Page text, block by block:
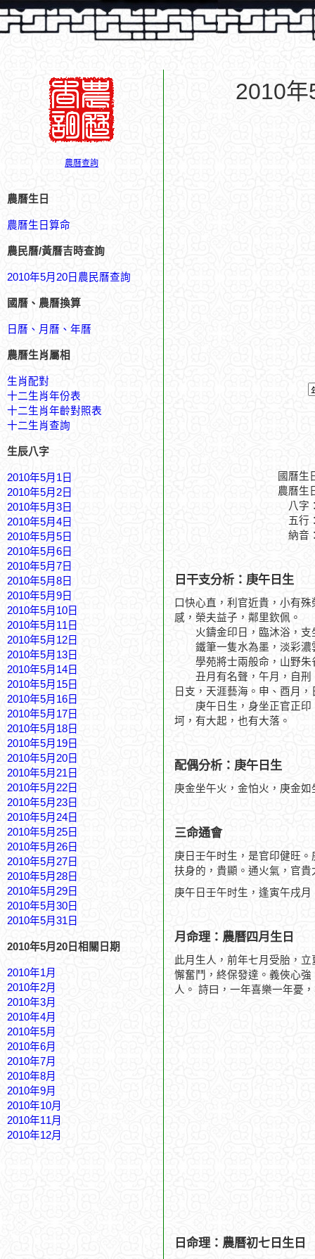
農曆查詢
農曆生日
農曆生日算命
農民曆/黃曆吉時查詢
2010年5月20日農民曆查詢
國曆、農曆換算
日曆、月曆、年曆
農曆生肖屬相
生肖配對
十二生肖年份表
十二生肖年齡對照表
十二生肖查詢
生辰八字
2010年5月1日
2010年5月2日
2010年5月3日
2010年5月4日
2010年5月5日
2010年5月6日
2010年5月7日
2010年5月8日
2010年5月9日
2010年5月10日
2010年5月11日
2010年5月12日
2010年5月13日
2010年5月14日
2010年5月15日
2010年5月16日
2010年5月17日
2010年5月18日
2010年5月19日
2010年5月20日
2010年5月21日
2010年5月22日
2010年5月23日
2010年5月24日
2010年5月25日
2010年5月26日
2010年5月27日
2010年5月28日
2010年5月29日
2010年5月30日
2010年5月31日
2010年5月20日相關日期
2010年1月
2010年2月
2010年3月
2010年4月
2010年5月
2010年6月
2010年7月
2010年8月
2010年9月
2010年10月
2010年11月
2010年12月
2010
國曆生
農曆生
八字
五行
納音
日干支分析：庚午日生
口快心直，利官近貴，小有
感，榮夫益子，鄰里欽佩。
火鑄金印日，臨沐浴，支
鐵筆一隻水為墨，淡彩濃
學苑將士兩般命，山野朱
丑月有名聲，午月，自刑
日支，天涯藝海。申、酉月
庚午日生，身坐正官正印
坷，有大起，也有大落。
配偶分析：庚午日生
庚金坐午火，金怕火，庚金
三命通會
庚日壬午时生，是官印健旺
扶身的，貴顯。通火氣，官
庚午日壬午时生，逢寅午戌
月命理：農曆四月生日
此月生人，前年七月受胎，
懈奮鬥，終保發達。義俠心
人。 詩曰，一年喜樂一年憂
日命理：農曆初七日生日